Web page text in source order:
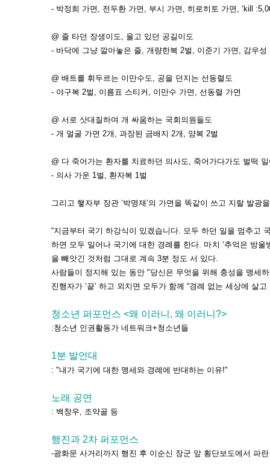
- 박정희 가면, 전두환 가면, 부시 가면, 히로히토 가면, ‘kill
@ 줄 타던 장생이도, 울고 있던 공길이도
- 바닥에 그냥 깔아놓은 줄, 개량한복 2벌, 이준기 가면, 감우성
@ 배트를 휘두르는 이만수도, 공을 던지는 선동렬도
- 야구복 2벌, 이름표 스티커, 이만수 가면, 선동렬 가면
@ 서로 삿대질하며 개 싸움하는 국회의원들도
- 개 얼굴 가면 2개, 과장된 금배지 2개, 양복 2벌
@ 다 죽어가는 환자를 치료하던 의사도, 죽어가다가도 벌떡
- 의사 가운 1벌, 환자복 1벌
그리고 햏자부 장관 ‘박명재’의 가면을 똑같이 쓰고 지랄 발광
“지금부터 국기 하강식이 있겠습니다. 모두 하던 일을 멈추고
하면 모두 일어나 국기에 대한 경례를 한다. 마치 ‘추억은 방울
을 빼앗긴 것처럼 그대로 계속 3분 정도 서 있다.
사람들이 정지해 있는 동안 "당신은 무엇을 위해 충성을 맹세
진행자가 ‘끝’ 하고 외치면 모두가 함께 “경례 없는 세상에 살
청소년 퍼포먼스 <왜 이러니, 왜 이러니?>
:청소년 인권활동가 네트워크+청소년들
1분 발언대
: "내가 국기에 대한 맹세와 경례에 반대하는 이유!"
노래 공연
: 백창우, 조약골 등
행진과 2차 퍼포먼스
-광화문 사거리까지 행진 후 이순신 장군 앞 횡단보도에서 파